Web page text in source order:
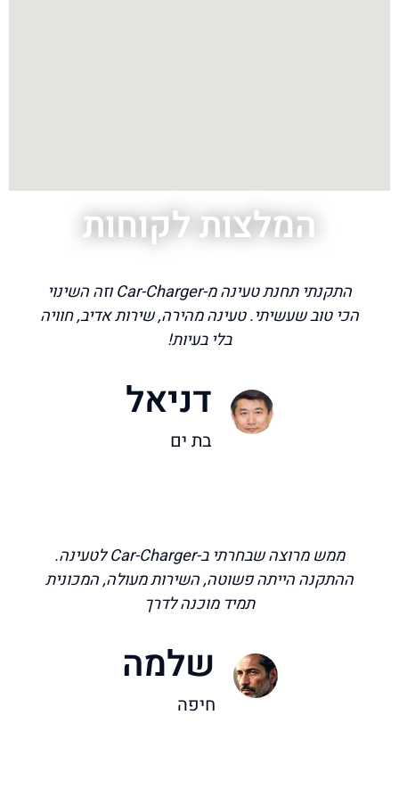
המלצות לקוחות
התקנתי תחנת טעינה מ-Car-Charger וזה השינוי
הכי טוב שעשיתי. טעינה מהירה, שירות אדיב, חוויה
בלי בעיות!
דניאל
בת ים
ממש מרוצה שבחרתי ב-Car-Charger לטעינה.
ההתקנה הייתה פשוטה, השירות מעולה, המכונית
תמיד מוכנה לדרך
שלמה
חיפה